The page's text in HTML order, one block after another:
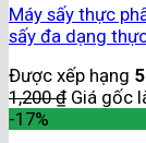
Máy sấy thực
sấy đa dạng
Được xếp hạng
1,200₫ Giá gốc
-17%